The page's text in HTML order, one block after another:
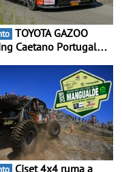
Caetano Portugal
Madeira, com Pedro
e Kris Meeke